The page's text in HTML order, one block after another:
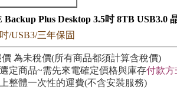
Backup Plus Desktop 3.5吋 8TB USB3.0
/USB3/三年保固
價 為未稅價(所有商品都須計算含稅價)
定商品~需先來電確定價格與庫存付款方
整體一次性的運費(不含安裝服務)